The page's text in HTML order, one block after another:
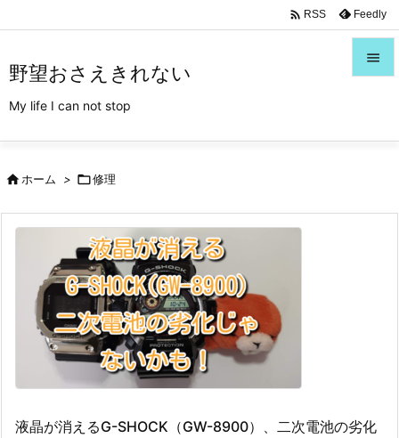
野望おさえきれない
My life I can not stop


 RSS Feedly
ホーム > 修理
液晶が消えるG-SHOCK（GW-8900）、二次電池の劣化